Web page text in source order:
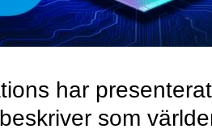
har presenterat
som